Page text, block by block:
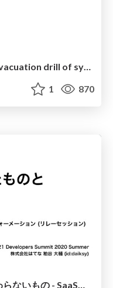
インフラ障害対応演習LT版 / evacuation drill of systems
1 870